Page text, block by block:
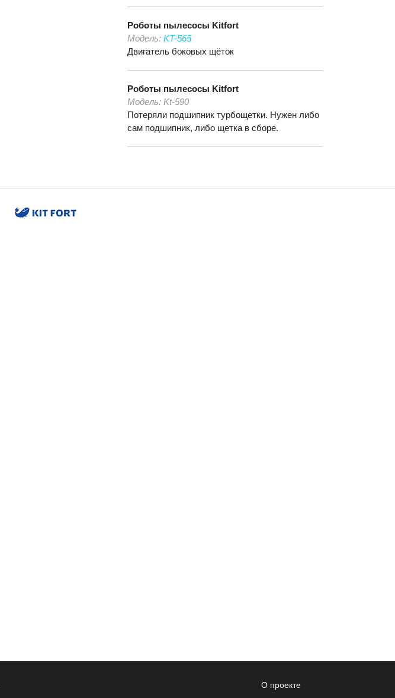
Роботы пылесосы Kitfort
Модель: KT-565
Двигатель боковых щёток
Роботы пылесосы Kitfort
Модель: Kt-590
Потеряли подшипник турбощетки. Нужен либо
сам подшипник, либо щетка в сборе.
О проекте